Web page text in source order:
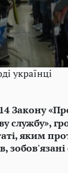
українці
14 Закону
службу»,
яким